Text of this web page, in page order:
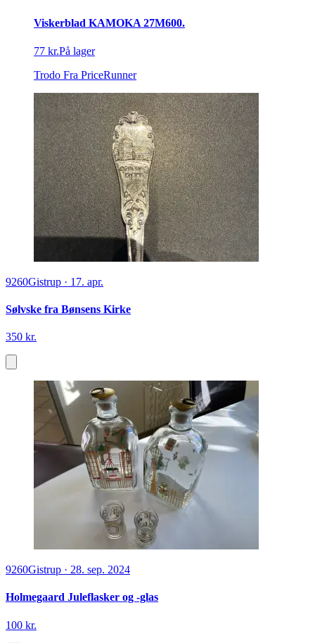
Viskerblad KAMOKA 27M600.
77 kr.På lager
Trodo Fra PriceRunner
9260Gistrup · 17. apr.
Sølvske fra Bønsens Kirke
350 kr.
9260Gistrup · 28. sep. 2024
Holmegaard Juleflasker og -glas
100 kr.